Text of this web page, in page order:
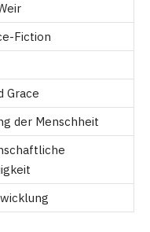
Fiction
Grace
der Menschheit